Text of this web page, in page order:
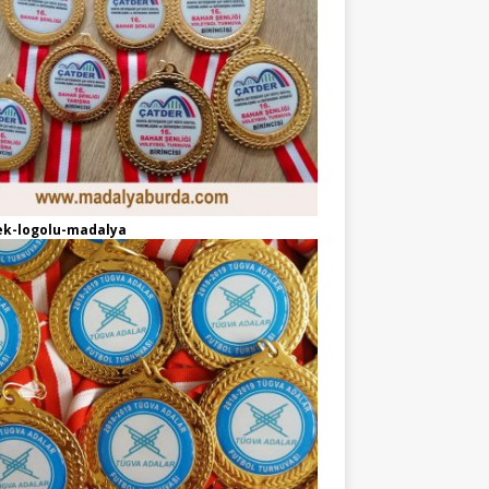
logolu-madalya